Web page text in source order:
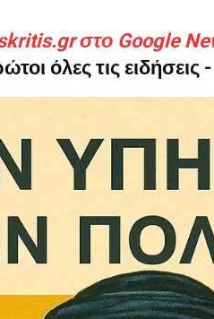
στο Google
όλες τις ειδήσεις -